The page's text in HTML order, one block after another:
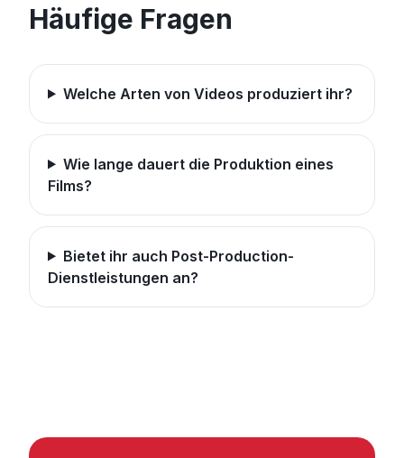
Häufige Fragen
Welche Arten von Videos produziert ihr?
Wie lange dauert die Produktion eines
Films?
Bietet ihr auch Post-Production-
Dienstleistungen an?